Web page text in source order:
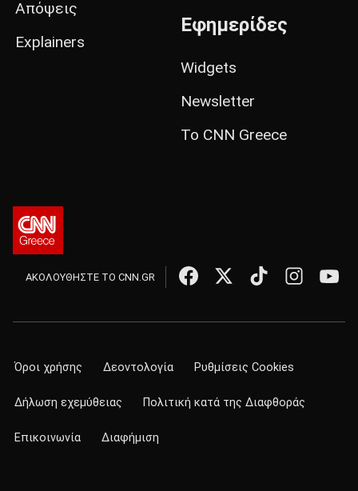
Απόψεις
Explainers
Εφημερίδες
Widgets
Newsletter
Το CNN Greece
ΑΚΟΛΟΥΘΗΣΤΕ ΤΟ CNN.GR
Όροι χρήσης Δεοντολογία Ρυθμίσεις Cookies
Δήλωση εχεμύθειας Πολιτική κατά της Διαφθοράς
Επικοινωνία Διαφήμιση